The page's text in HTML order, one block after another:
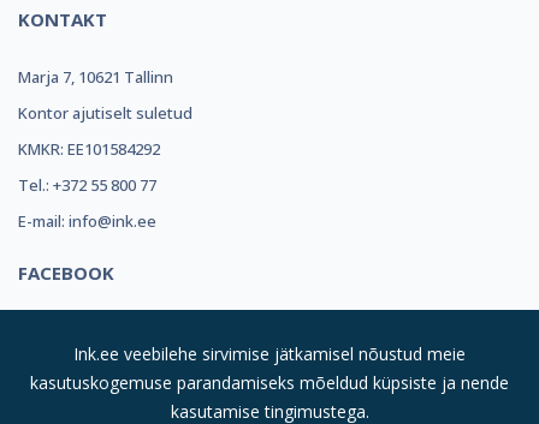
KONTAKT
Marja 7, 10621 Tallinn
Kontor ajutiselt suletud
KMKR: EE101584292
Tel.: +372 55 800 77
E-mail: info@ink.ee
FACEBOOK
Ink.ee veebilehe sirvimise jätkamisel nõustud meie
kasutuskogemuse parandamiseks mõeldud küpsiste ja nende
kasutamise tingimustega.